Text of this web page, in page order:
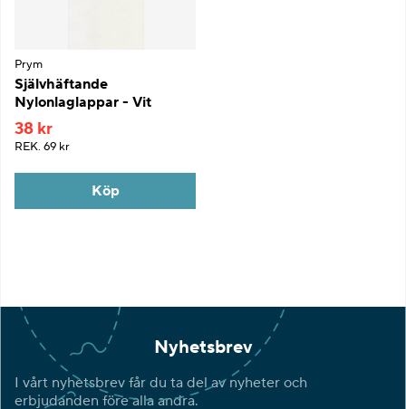
Prym
Självhäftande
Nylonlaglappar - Vit
38 kr
REK. 69 kr
Köp
Nyhetsbrev
I vårt nyhetsbrev får du ta del av nyheter och
erbjudanden före alla andra.